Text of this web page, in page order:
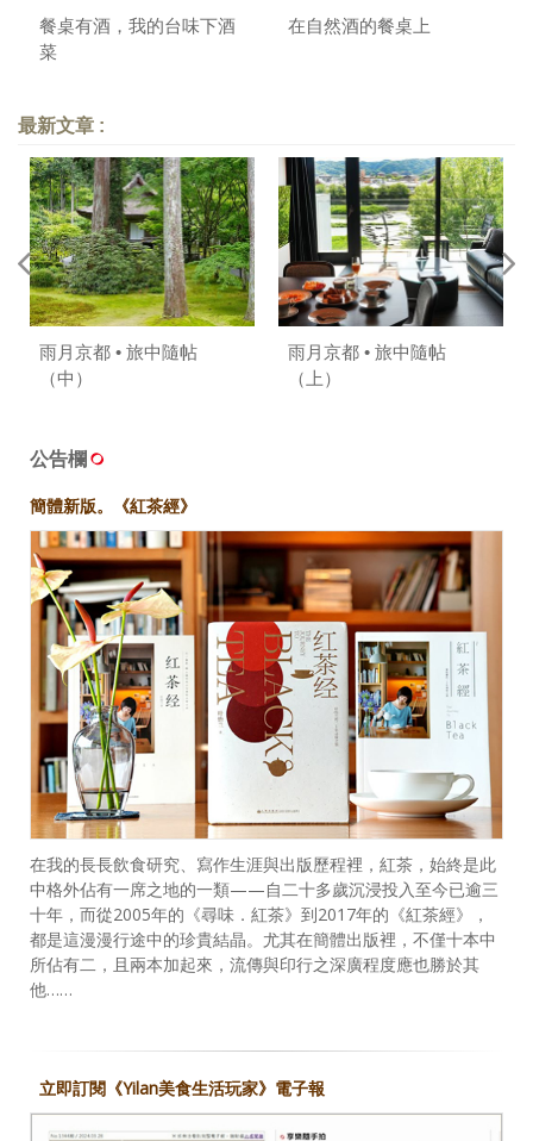
餐桌有酒，我的台味下酒
菜
在自然酒的餐桌上
最新文章 :
雨月京都 • 旅中隨帖
（中）
雨月京都 • 旅中隨帖
（上）
公告欄
簡體新版。《紅茶經》
在我的長長飲食研究、寫作生涯與出版歷程裡，紅茶，始終是此
中格外佔有一席之地的一類——自二十多歲沉浸投入至今已逾三
十年，而從2005年的《尋味．紅茶》到2017年的《紅茶經》，
都是這漫漫行途中的珍貴結晶。尤其在簡體出版裡，不僅十本中
所佔有二，且兩本加起來，流傳與印行之深廣程度應也勝於其
他……
立即訂閱《Yilan美食生活玩家》電子報